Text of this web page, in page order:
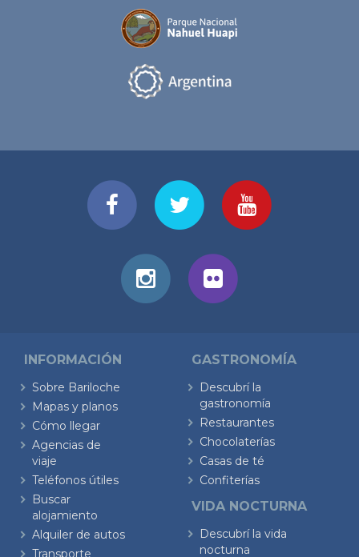
INFORMACIÓN
Sobre Bariloche
Mapas y planos
Cómo llegar
Agencias de
viaje
Teléfonos útiles
Buscar
alojamiento
Alquiler de autos
Transporte
GASTRONOMÍA
Descubrí la
gastronomía
Restaurantes
Chocolaterías
Casas de té
Confiterías
VIDA NOCTURNA
Descubrí la vida
nocturna